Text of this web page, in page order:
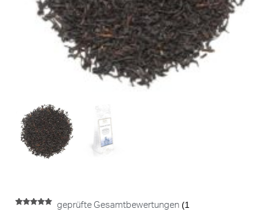
geprüfte Gesamtbewertungen (1